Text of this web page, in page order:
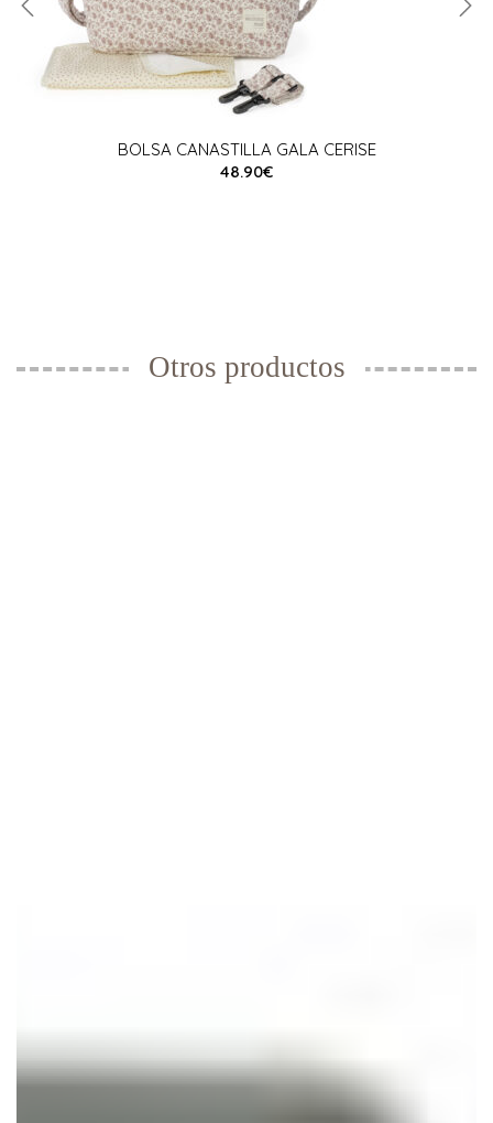
BOLSA CANASTILLA GALA CERISE
48.90€
Otros productos